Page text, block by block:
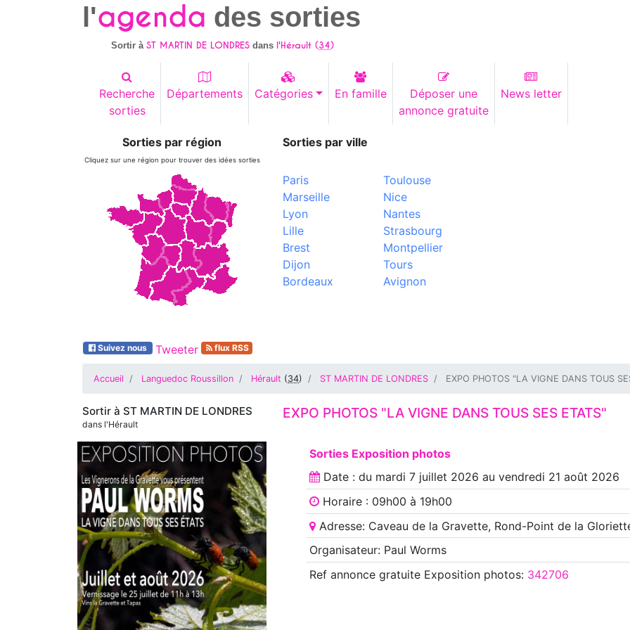
l'agenda des sorties
Sortir àST MARTIN DE LONDRES dans l'Hérault (34)
Recherche
sorties
Départements Catégories En famille
Déposer une
annonce gratuite
News letter
Sorties par région
Cliquez sur une région pour trouver des idées sorties
Sorties par ville
Paris
Marseille
Lyon
Lille
Brest
Dijon
Bordeaux
Toulouse
Nice
Nantes
Strasbourg
Montpellier
Tours
Avignon
Suivez nous Tweeter flux RSS
Accueil Languedoc Roussillon Hérault (34) ST MARTIN DE LONDRES EXPO PHOTOS "LA VIGNE DANS TOUS
Sortir à ST MARTIN DE LONDRES
dans l'Hérault
EXPO PHOTOS "LA VIGNE DANS TOUS SES ETATS"
Sorties Exposition photos
Date : du mardi 7 juillet 2026 au vendredi 21 août 2026
Horaire : 09h00 à 19h00
Adresse: Caveau de la Gravette, Rond-Point de la
Organisateur: Paul Worms
Ref annoncegratuite Exposition photos: 342706